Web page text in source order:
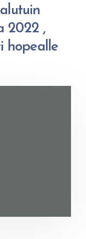
2022 ,
hopealle